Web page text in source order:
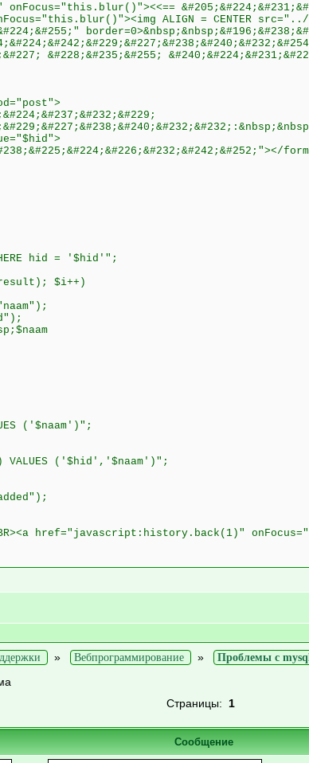
ALIGN = CENTER
&#228;&#235;&#255;
hid = '$hid'";
$i++)
('$naam')";
VALUES ('$hid','$naam')";
href="javascript:history.back(1)"
» Вебпрограммирование » Проблемы с mysql
Страницы: 1
Сообщение